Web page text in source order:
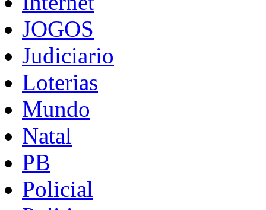
JOGOS
Judiciario
Loterias
Mundo
Natal
PB
Policial